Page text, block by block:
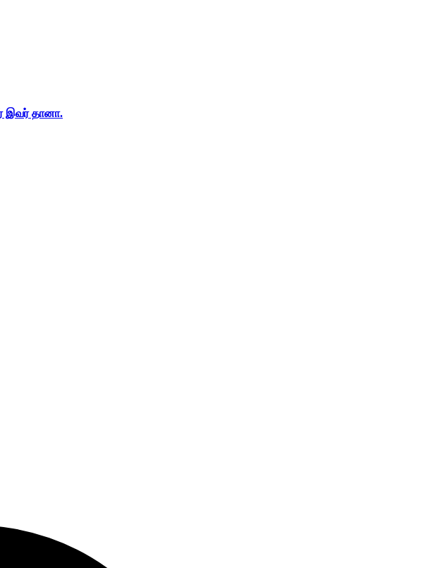
இவர் தானா.